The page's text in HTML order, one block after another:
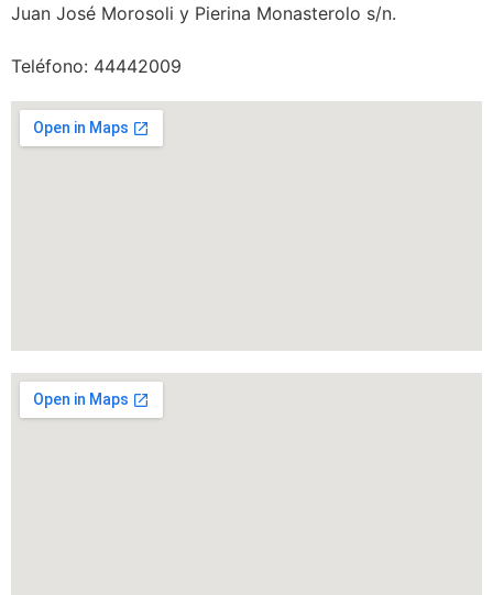
Juan José Morosoli y Pierina Monasterolo s/n.
Teléfono: 44442009